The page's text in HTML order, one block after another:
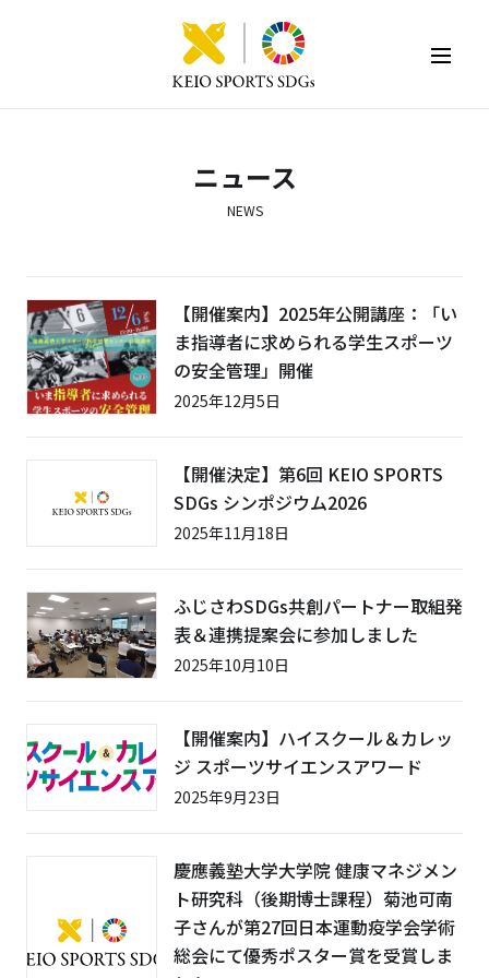
ニュース
NEWS
【開催案内】2025年公開講座：「い
ま指導者に求められる学生スポーツ
の安全管理」開催
2025年12月5日
【開催決定】第6回 KEIO SPORTS
SDGs シンポジウム2026
2025年11月18日
ふじさわSDGs共創パートナー取組発
表＆連携提案会に参加しました
2025年10月10日
【開催案内】ハイスクール＆カレッ
ジ スポーツサイエンスアワード
2025年9月23日
慶應義塾大学大学院 健康マネジメン
ト研究科（後期博士課程）菊池可南
子さんが第27回日本運動疫学会学術
総会にて優秀ポスター賞を受賞しま